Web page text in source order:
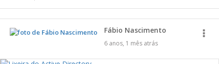
Fábio Nascimento
6 anos, 1 mês atrás